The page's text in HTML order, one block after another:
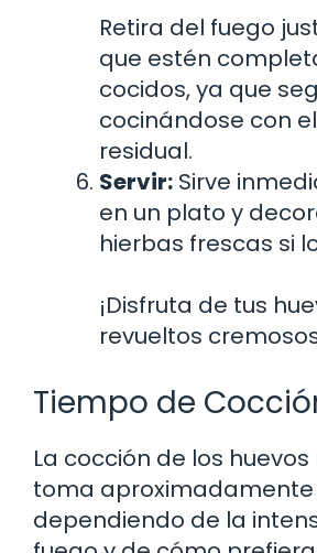
Retira del fuego
que estén
cocidos, ya que
cocinándose con
residual.
Servir: Sirve
en un plato y
hierbas frescas si
¡Disfruta de tus
revueltos
Tiempo de
La cocción de los
toma aproximadamente
dependiendo de la